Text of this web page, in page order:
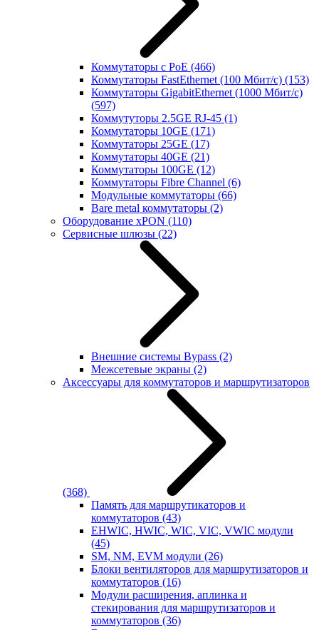
Коммутаторы с PoE (466)
Коммутаторы FastEthernet (100 Мбит/с) (153)
Коммутаторы GigabitEthernet (1000 Мбит/с)
(597)
Коммутуторы 2.5GE RJ-45 (1)
Коммутаторы 10GE (171)
Коммутаторы 25GE (17)
Коммутаторы 40GE (21)
Коммутаторы 100GE (12)
Коммутаторы Fibre Channel (6)
Модульные коммутаторы (66)
Bare metal коммутаторы (2)
Оборудование xPON (110)
Сервисные шлюзы (22)
Внешние системы Bypass (2)
Межсетевые экраны (2)
Аксессуары для коммутаторов и маршрутизаторов
(368)
Память для маршрутикаторов и
коммутаторов (43)
EHWIC, HWIC, WIC, VIC, VWIC модули
(45)
SM, NM, EVM модули (26)
Блоки вентиляторов для маршрутизаторов и
коммутаторов (16)
Модули расширения, аплинка и
стекирования для маршрутизаторов и
коммутаторов (36)